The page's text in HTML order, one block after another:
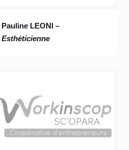
Pauline LEONI –
Esthéticienne